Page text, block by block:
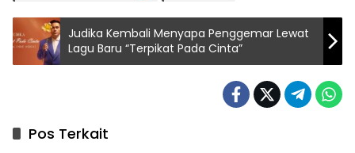
Judika Kembali Menyapa Penggemar Lewat
Lagu Baru “Terpikat Pada Cinta”
Pos Terkait